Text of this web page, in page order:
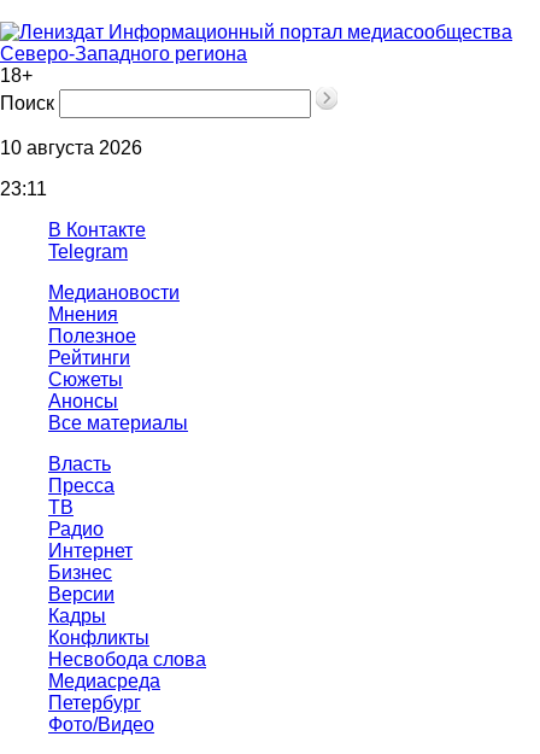
Информационный портал медиасообщества
Северо-Западного региона
18+
Поиск
10 августа 2026
23:11
В Контакте
Telegram
Медиановости
Мнения
Полезное
Рейтинги
Сюжеты
Анонсы
Все материалы
Власть
Пресса
ТВ
Радио
Интернет
Бизнес
Версии
Кадры
Конфликты
Несвобода слова
Медиасреда
Петербург
Фото/Видео